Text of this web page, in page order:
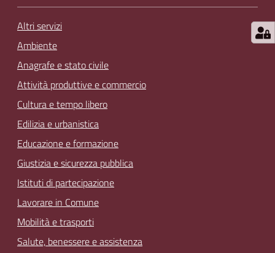
Altri servizi
Ambiente
Anagrafe e stato civile
Attività produttive e commercio
Cultura e tempo libero
Edilizia e urbanistica
Educazione e formazione
Giustizia e sicurezza pubblica
Istituti di partecipazione
Lavorare in Comune
Mobilità e trasporti
Salute, benessere e assistenza